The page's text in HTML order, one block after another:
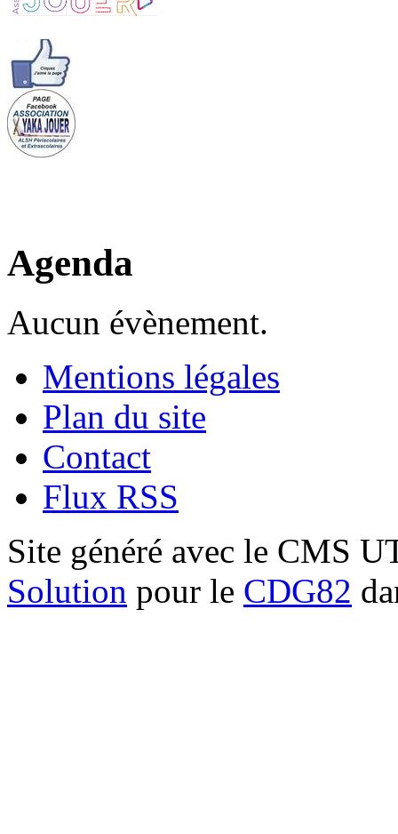
Agenda
Aucun évènement.
Mentions légales
Plan du site
Contact
Flux RSS
Site généré avec le CMS
Solution pour le CDG82